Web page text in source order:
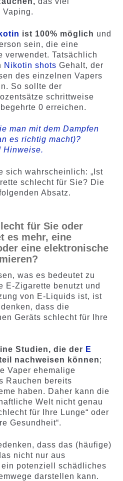
ist 100% möglich und
sein, die eine
verwendet. Tatsächlich
Nikotin shots Gehalt, der
des einzelnen Vapers
So sollte der
schrittweise
0 erreichen.
man mit dem Dampfen
es richtig macht)?
Hinweise.
sich wahrscheinlich: „Ist
schlecht für Sie? Die
Absatz.
für Sie oder
es mehr, eine
eine elektronische
was es bedeutet zu
E-Zigarette benutzt und
von E-Liquids ist, ist
dass die
Geräts schlecht für Ihre
Studien, die der E
nachweisen können;
Vaper ehemalige
Rauchen bereits
haben. Daher kann die
Welt nicht genau
für Ihre Lunge“ oder
Gesundheit“.
dass das (häufige)
nicht nur aus
potenziell schädliches
darstellen kann.